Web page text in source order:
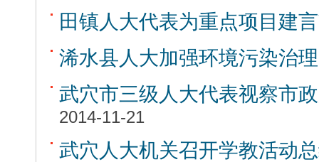
田镇人大代表为重点项目建
浠水县人大加强环境污染治
武穴市三级人大代表视察市
2014-11-21
武穴人大机关召开学教活动